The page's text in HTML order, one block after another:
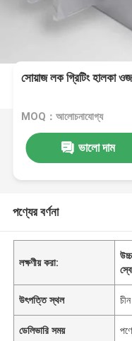
সোয়াজ লক গ্রিটিং হালকা
MOQ：আলোচনাযোগ্য
ভালো দাম
পণ্যের বর্ণনা
লক্ষণীয় করা:
উৎপত্তি স্থল চীন
ডেলিভারি সময়